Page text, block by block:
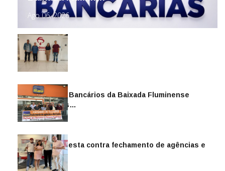
Ago 06, 2026
Sindicato dos Bancários da Baixada Fluminense
reintegra mais…
Jul 14, 2026
Sindicato protesta contra fechamento de agências e
as demiss…
Mai 13, 2026